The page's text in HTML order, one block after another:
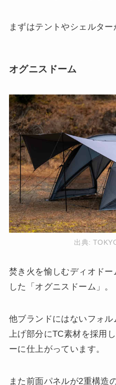
まずはテントやシェルター
オグニスドーム
出典:
焚き火を愉しむディオド
した「オグニスドーム」。
他ブランドにはないフォ
上げ部分にTC素材を採用
ーに仕上がっています。
また前面パネルが2重構造